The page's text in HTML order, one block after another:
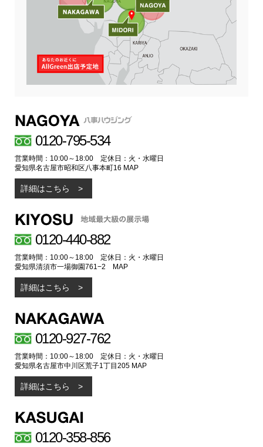
0120-795-534
営業時間：10:00～18:00 定休日：火・水曜日
愛知県名古屋市昭和区八事本町16 MAP
詳細はこちら
0120-440-882
営業時間：10:00～18:00 定休日：火・水曜日
愛知県清須市一場御園761−2 MAP
詳細はこちら
0120-927-762
営業時間：10:00～18:00 定休日：火・水曜日
愛知県名古屋市中川区荒子1丁目205 MAP
詳細はこちら
0120-358-856